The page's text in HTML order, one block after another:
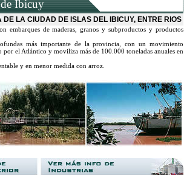
Ibicuy
LA CIUDAD DE ISLAS DEL IBICUY, ENTRE RIOS
embarques de maderas, granos y subproductos y productos
más importante de la provincia, con un movimiento
el Atlántico y moviliza más de 100.000 toneladas anuales en
y en menor medida con arroz.